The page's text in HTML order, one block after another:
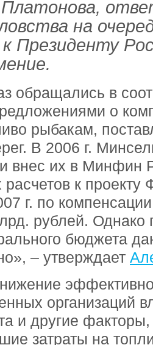
Платонова,
на
Президенту
обращались в
о
рыбакам,
В 2006 г.
внес их в Минфин
к проекту
г. по
рублей. Однако
бюджета
– утверждает
организаций
и другие
затраты на